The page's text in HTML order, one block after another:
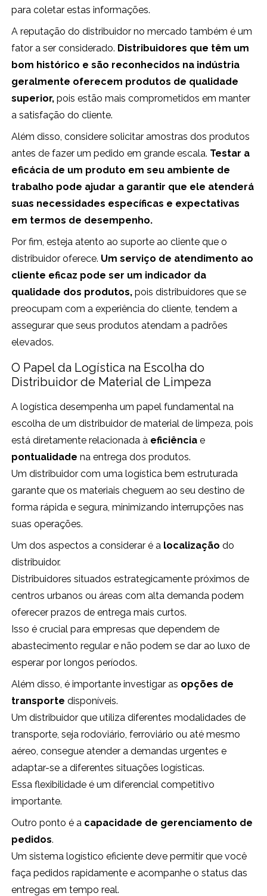
para coletar estas informações.
A reputação do distribuidor no mercado também é um
fator a ser considerado. Distribuidores que têm um
bom histórico e são reconhecidos na indústria
geralmente oferecem produtos de qualidade
superior, pois estão mais comprometidos em manter
a satisfação do cliente.
Além disso, considere solicitar amostras dos produtos
antes de fazer um pedido em grande escala. Testar a
eficácia de um produto em seu ambiente de
trabalho pode ajudar a garantir que ele atenderá
suas necessidades específicas e expectativas
em termos de desempenho.
Por fim, esteja atento ao suporte ao cliente que o
distribuidor oferece. Um serviço de atendimento ao
cliente eficaz pode ser um indicador da
qualidade dos produtos, pois distribuidores que se
preocupam com a experiência do cliente, tendem a
assegurar que seus produtos atendam a padrões
elevados.
O Papel da Logística na Escolha do
Distribuidor de Material de Limpeza
A logística desempenha um papel fundamental na
escolha de um distribuidor de material de limpeza, pois
está diretamente relacionada à eficiência e
pontualidade na entrega dos produtos.
Um distribuidor com uma logística bem estruturada
garante que os materiais cheguem ao seu destino de
forma rápida e segura, minimizando interrupções nas
suas operações.
Um dos aspectos a considerar é a localização do
distribuidor.
Distribuidores situados estrategicamente próximos de
centros urbanos ou áreas com alta demanda podem
oferecer prazos de entrega mais curtos.
Isso é crucial para empresas que dependem de
abastecimento regular e não podem se dar ao luxo de
esperar por longos períodos.
Além disso, é importante investigar as opções de
transporte disponíveis.
Um distribuidor que utiliza diferentes modalidades de
transporte, seja rodoviário, ferroviário ou até mesmo
aéreo, consegue atender a demandas urgentes e
adaptar-se a diferentes situações logísticas.
Essa flexibilidade é um diferencial competitivo
importante.
Outro ponto é a capacidade de gerenciamento de
pedidos.
Um sistema logístico eficiente deve permitir que você
faça pedidos rapidamente e acompanhe o status das
entregas em tempo real.